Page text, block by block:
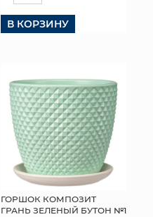
В КОРЗИНУ
ГОРШОК КОМПОЗИТ
ГРАНЬ ЗЕЛЕНЫЙ БУТОН №1